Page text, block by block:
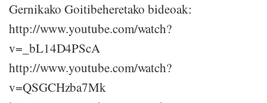
Gernikako Goitibeheretako bideoak:
http://www.youtube.com/watch?
v=_bL14D4PScA
http://www.youtube.com/watch?
v=QSGCHzba7Mk